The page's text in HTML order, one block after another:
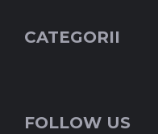
CATEGORII
FOLLOW US